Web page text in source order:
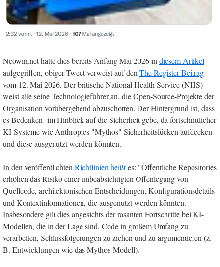
Neowin.net hatte dies bereits Anfang Mai 2026 in diesem Artikel
aufgegriffen, obiger Tweet verweist auf den The Register-Beitrag
vom 12. Mai 2026. Der britische National Health Service (NHS)
weist alle seine Technologieführer an, die Open-Source-Projekte der
Organisation vorübergehend abzuschotten. Der Hintergrund ist, dass
es Bedenken im Hinblick auf die Sicherheit gebe, da fortschrittlicher
KI-Systeme wie Anthropics "Mythos" Sicherheitslücken aufdecken
und diese ausgenutzt werden könnten.
In den veröffentlichten Richtlinien heißtes: "Öffentliche Repositories
erhöhen das Risiko einer unbeabsichtigten Offenlegung von
Quellcode, architektonischen Entscheidungen, Konfigurationsdetails
und Kontextinformationen, die ausgenutzt werden könnten.
Insbesondere gilt dies angesichts der rasanten Fortschritte bei KI-
Modellen, die in der Lage sind, Code in großem Umfang zu
verarbeiten, Schlussfolgerungen zu ziehen und zu argumentieren (z.
B. Entwicklungen wie das Mythos-Modell).